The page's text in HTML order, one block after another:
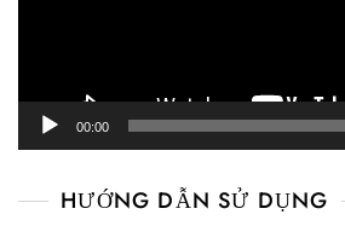
00:00
HƯỚNG DẪN SỬ DỤNG